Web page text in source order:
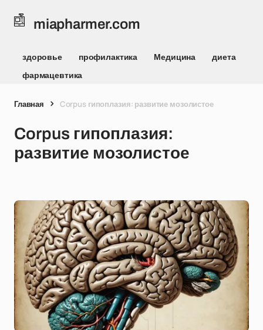
miapharmer.com
здоровье профилактика Медицина
диета
фармацевтика
Главная Corpus гипоплазия: развитие мозолистое
Corpus гипоплазия:
развитие мозолистое